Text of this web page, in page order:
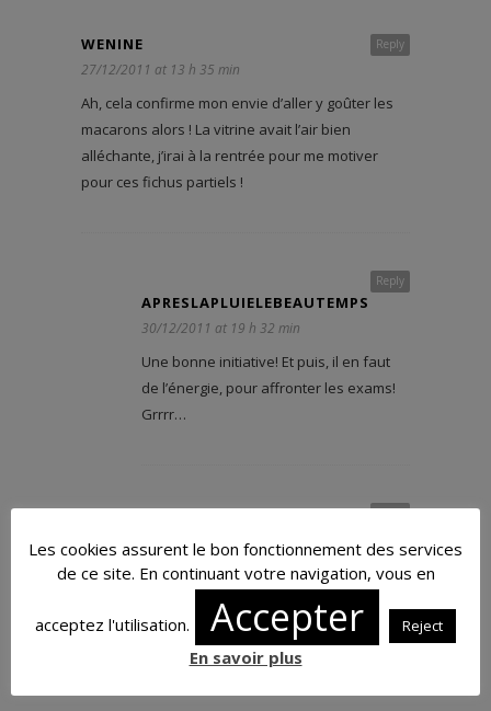
Reply
WENINE
27/12/2011 at 13 h 35 min
Ah, cela confirme mon envie d’aller y goûter les
macarons alors ! La vitrine avait l’air bien
alléchante, j’irai à la rentrée pour me motiver
pour ces fichus partiels !
Reply
APRESLAPLUIELEBEAUTEMPS
30/12/2011 at 19 h 32 min
Une bonne initiative! Et puis, il en faut
de l’énergie, pour affronter les exams!
Grrrr…
Reply
MADELEINEMIRANDA
J’ai l’impression que c’est une superbe adresse!
J’espère que tu as passé un joyeux Noël.
Les cookies assurent le bon fonctionnement des services
de ce site. En continuant votre navigation, vous en
acceptez l'utilisation. Accepter Reject
En savoir plus